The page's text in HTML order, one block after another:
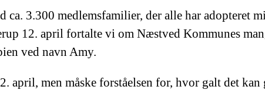
3.300 medlemsfamilier, der alle har adopteret
12. april fortalte vi om Næstved Kommunes
ved navn Amy.
april, men måske forståelsen for, hvor galt det